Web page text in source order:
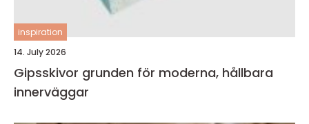
inspiration
14. July 2026
Gipsskivor grunden för moderna, hållbara
innerväggar